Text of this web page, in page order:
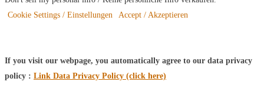
Cookie Settings / Einstellungen
Accept / Akzeptieren
If you visit our webpage, you automatically agree to our data privacy
policy : Link Data Privacy Policy (click here)